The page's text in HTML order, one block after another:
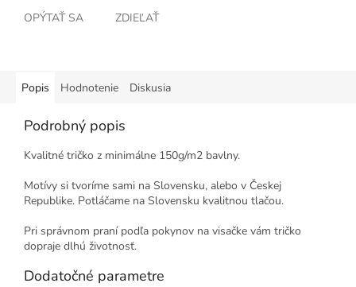
OPÝTAŤ SA ZDIEĽAŤ
Popis Hodnotenie Diskusia
Podrobný popis
Kvalitné tričko z minimálne 150g/m2 bavlny.
Motívy si tvoríme sami na Slovensku, alebo v Českej
Republike. Potláčame na Slovensku kvalitnou tlačou.
Pri správnom praní podľa pokynov na visačke vám tričko
dopraje dlhú životnosť.
Dodatočné parametre